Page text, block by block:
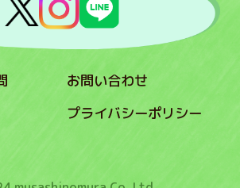
お問い合わせ
プライバシーポリシー